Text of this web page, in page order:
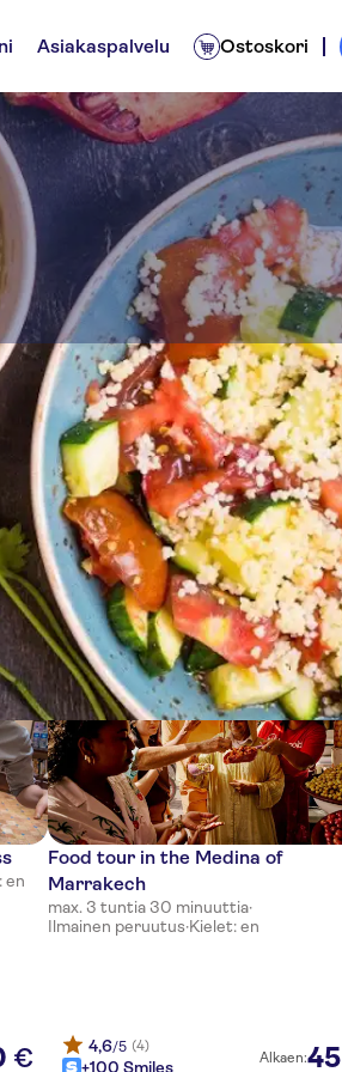
Asiakaspalvelu Ostoskori
Experience
Lajittele:
en
€
Food tour in the Medina of
Marrakech
max. 3 tuntia 30 minuuttia·
Ilmainen peruutus·Kielet: en
4,6/5 (4)
+100 Smiles Alkaen:45